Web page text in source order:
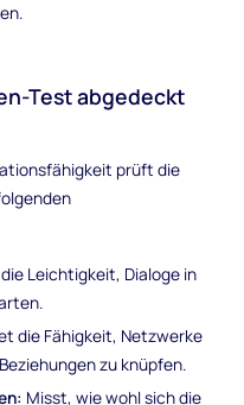
Test abgedeckt
prüft die
Leichtigkeit, Dialoge in
die Fähigkeit, Netzwerke
zu knüpfen.
Misst, wie wohl sich die